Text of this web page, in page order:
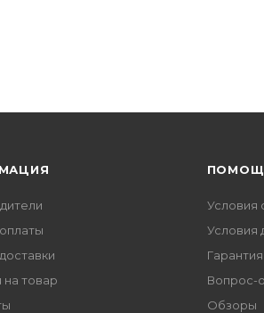
на товар
Условия
Условия
Вопрос-
Обзоры